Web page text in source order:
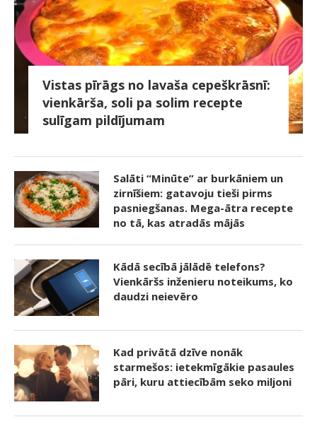
Vistas pīrāgs no lavaša cepeškrāsnī:
vienkārša, soli pa solim recepte
sulīgam pildījumam
Salāti “Minūte” ar burkāniem un
zirnīšiem: gatavoju tieši pirms
pasniegšanas. Mega-ātra recepte
no tā, kas atradās mājās
Kādā secībā jālādē telefons?
Vienkāršs inženieru noteikums, ko
daudzi neievēro
Kad privātā dzīve nonāk
starmešos: ietekmīgākie pasaules
pāri, kuru attiecībām seko miljoni